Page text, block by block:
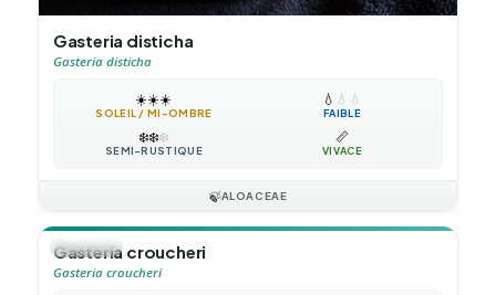
Gasteria disticha
Gasteria disticha
☀️☀️☀️
SOLEIL / MI-OMBRE
💧 💧 💧
FAIBLE
❄️❄️❄️
SEMI-RUSTIQUE
📏
VIVACE
🍃ALOACEAE
🪴VIVACE
Gasteria croucheri
Gasteria croucheri